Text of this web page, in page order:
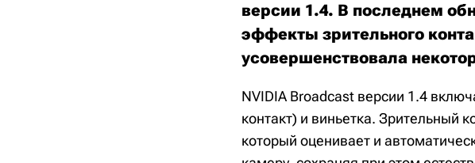
версии 1.4. В последнем
эффекты зрительного
усовершенствовала
NVIDIA Broadcast версии 1.4
контакт) и виньетка. Зрительный
который оценивает и